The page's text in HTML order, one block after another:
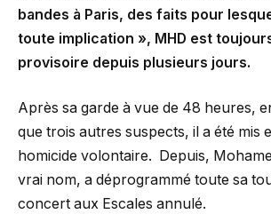
bandes à Paris, des faits pour
toute implication », MHD est
provisoire depuis plusieurs jours.
Après sa garde à vue de 48 heures,
que trois autres suspects, il a été mis
homicide volontaire. Depuis,
vrai nom, a déprogrammé toute sa
concert aux Escales annulé.